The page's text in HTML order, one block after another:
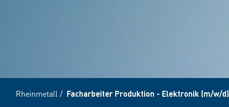
Rheinmetall / Facharbeiter Produktion - Elektronik (m/w/d)